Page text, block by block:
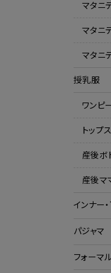
マタニ
マタニ
マタニ
授乳服
ワンピ
トップス
産後ボ
産後マ
インナー
パジャマ
フォーマ